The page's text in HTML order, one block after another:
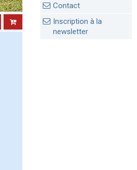
Contact
Inscription à la
newsletter